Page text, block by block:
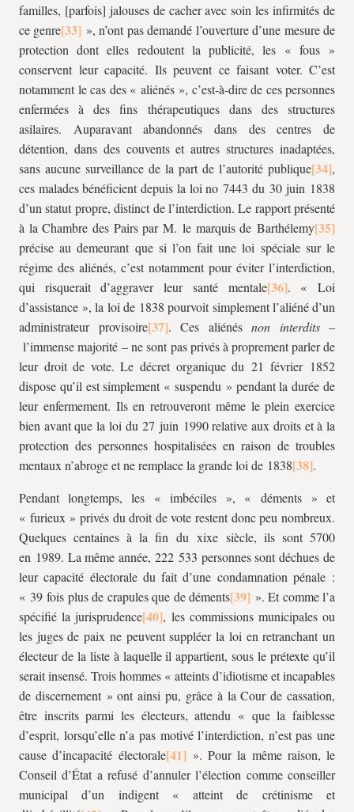
familles, [parfois] jalouses de cacher avec soin les infirmités de
ce genre
», n’ont pas demandé l’ouverture d’une mesure de
protection dont elles redoutent la publicité, les « fous »
conservent leur capacité. Ils peuvent ce faisant voter. C’est
notamment le cas des « aliénés », c’est-à-dire de ces personnes
enfermées à des fins thérapeutiques dans des structures
asilaires. Auparavant abandonnés dans des centres de
détention, dans des couvents et autres structures inadaptées,
sans aucune surveillance de la part de l’autorité publique
,
ces malades bénéficient depuis la loi no 7443 du 30 juin 1838
d’un statut propre, distinct de l’interdiction. Le rapport présenté
à la Chambre des Pairs par M. le marquis de Barthélemy
précise au demeurant que si l’on fait une loi spéciale sur le
régime des aliénés, c’est notamment pour éviter l’interdiction,
qui risquerait d’aggraver leur santé mentale
. « Loi
d’assistance », la loi de 1838 pourvoit simplement l’aliéné d’un
administrateur provisoire
. Ces aliénés non interdits–
l’immense majorité – ne sont pas privés à proprement parler de
leur droit de vote. Le décret organique du 21 février 1852
dispose qu’il est simplement « suspendu » pendant la durée de
leur enfermement. Ils en retrouveront même le plein exercice
bien avant que la loi du 27 juin 1990 relative aux droits et à la
protection des personnes hospitalisées en raison de troubles
mentaux n’abroge et ne remplace la grande loi de 1838
.
Pendant longtemps, les « imbéciles », « déments » et
« furieux » privés du droit de vote restent donc peu nombreux.
Quelques centaines à la fin du xixe siècle, ils sont 5700
en 1989. La même année, 222 533 personnes sont déchues de
leur capacité électorale du fait d’une condamnation pénale :
« 39 fois plus de crapules que de déments
». Et comme l’a
spécifié la jurisprudence
, les commissions municipales ou
les juges de paix ne peuvent suppléer la loi en retranchant un
électeur de la liste à laquelle il appartient, sous le prétexte qu’il
serait insensé. Trois hommes « atteints d’idiotisme et incapables
de discernement » ont ainsi pu, grâce à la Cour de cassation,
être inscrits parmi les électeurs, attendu « que la faiblesse
d’esprit, lorsqu’elle n’a pas motivé l’interdiction, n’est pas une
cause d’incapacité électorale
». Pour la même raison, le
Conseil d’État a refusé d’annuler l’élection comme conseiller
municipal d’un indigent « atteint de crétinisme et